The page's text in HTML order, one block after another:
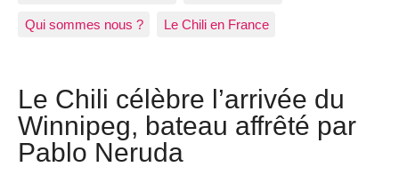
Qui sommes nous ? Le Chili en France
Le Chili célèbre l’arrivée du
Winnipeg, bateau affrêté par
Pablo Neruda